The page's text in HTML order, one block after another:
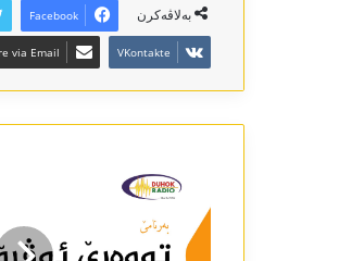
بەلاڤەکرن Facebook
VKontakte
via Email